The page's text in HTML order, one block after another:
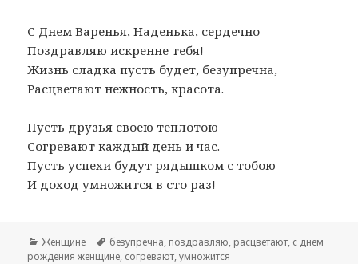
С Днем Варенья, Наденька, сердечно
Поздравляю искренне тебя!
Жизнь сладка пусть будет, безупречна,
Расцветают нежность, красота.
Пусть друзья своею теплотою
Согревают каждый день и час.
Пусть успехи будут рядышком с тобою
И доход умножится в сто раз!
Рубрики
Женщине Метки
безупречна, поздравляю, расцветают, с днем
рождения женщине, согревают,умножится